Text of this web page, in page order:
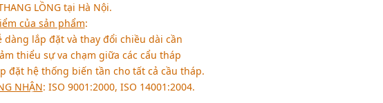
LỒNGtại Hà Nội.
của sản phẩm:
dàng lắp đặt và thay đổi chiều dài cần
thiểu sự va chạm giữa các cẩu tháp
đặt hệ thống biến tần cho tất cả cầu tháp.
NHẬN: ISO 9001:2000, ISO 14001:2004.